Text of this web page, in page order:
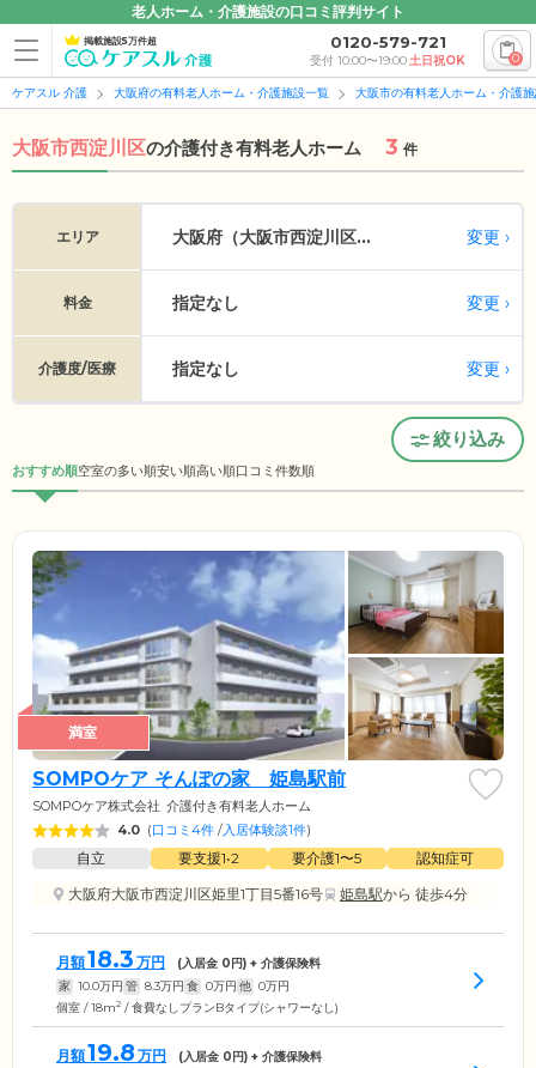
老人ホーム・介護施設の口コミ評判サイト
掲載施設5万件超 0120-579-721
受付 10:00〜19:00土日祝OK 0
ケアスル 介護 大阪府の有料老人ホーム・介護施設一覧 大阪市の有料老人ホーム・介護
大阪市西淀川区の介護付き有料老人ホーム 3 件
エリア 大阪府（大阪市西淀川区... 変更
料金 指定なし 変更
介護度/医療 指定なし 変更
絞り込み
おすすめ順空室の多い順安い順高い順口コミ件数順
満室
SOMPOケア そんぽの家 姫島駅前
SOMPOケア株式会社 介護付き有料老人ホーム
4.0 (口コミ4件 /入居体験談1件)
自立 要支援1•2 要介護1〜5
認知症可
大阪府大阪市西淀川区姫里1丁目5番16号
姫島駅から 徒歩4分
月額18.3 万円 (入居金 0円) + 介護保険料
家 10.0万円 管 8.3万円 食 0万円 他 0万円
個室 / 18m2 / 食費なしプランBタイプ(シャワーなし)
月額19.8 万円 (入居金 0円) + 介護保険料